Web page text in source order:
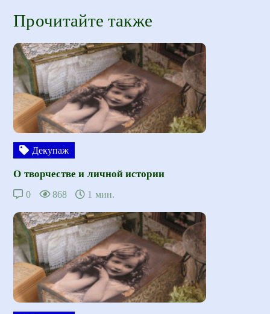
Прочитайте также
Декупаж
О творчестве и личной истории
0 868 1 мин.